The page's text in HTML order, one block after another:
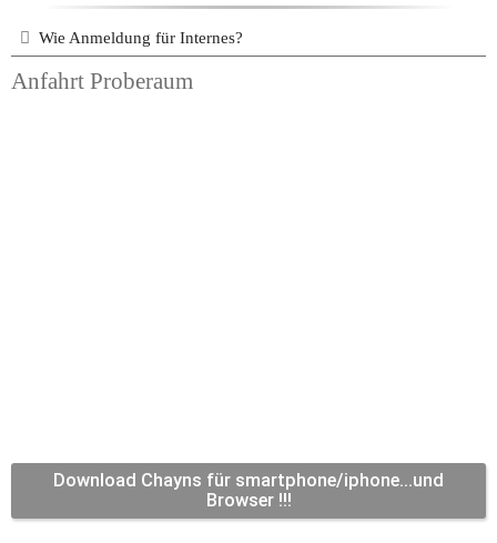
Wie Anmeldung für Internes?
Anfahrt Proberaum
Download Chayns für smartphone/iphone...und
Browser !!!